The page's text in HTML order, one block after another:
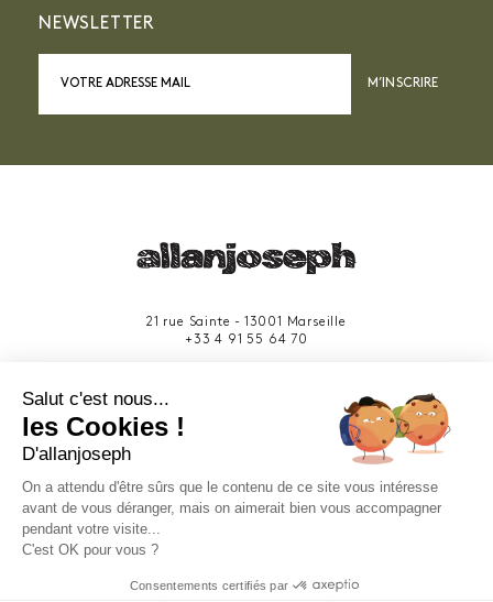
NEWSLETTER
M’INSCRIRE
21 rue Sainte - 13001 Marseille
+33 4 91 55 64 70
Provence-Alpes-Côte d'Azur.
Salut c'est nous...
les Cookies !
D'allanjoseph
On a attendu d'être sûrs que le contenu de ce site vous intéresse
avant de vous déranger, mais on aimerait bien vous accompagner
pendant votre visite...
C'est OK pour vous ?
Consentements certifiés par